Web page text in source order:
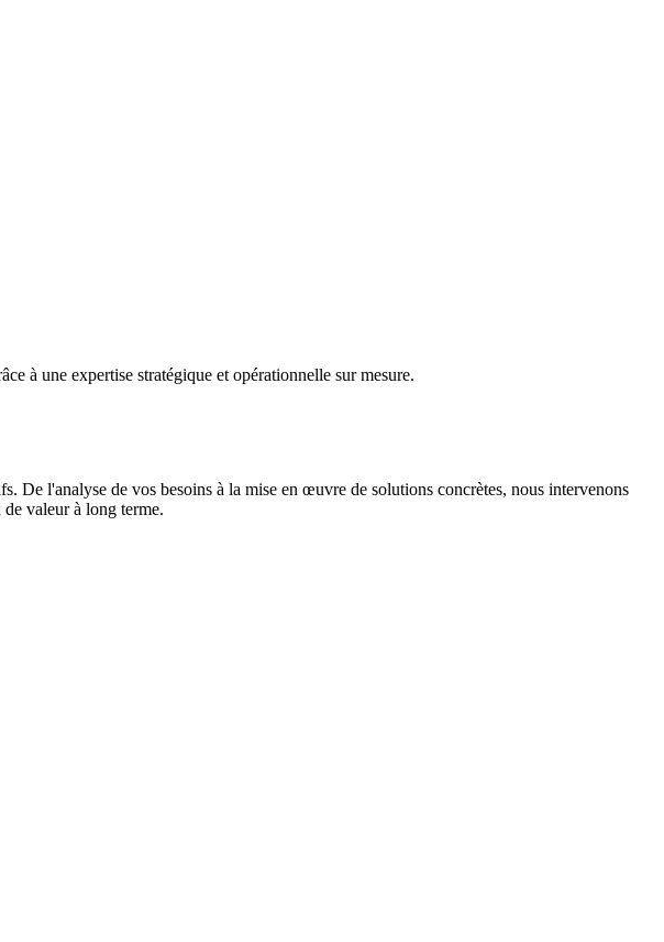
à une expertise stratégique et opérationnelle sur mesure.
De l'analyse de vos besoins à la mise en œuvre de solutions concrètes, nous intervenons
valeur à long terme.